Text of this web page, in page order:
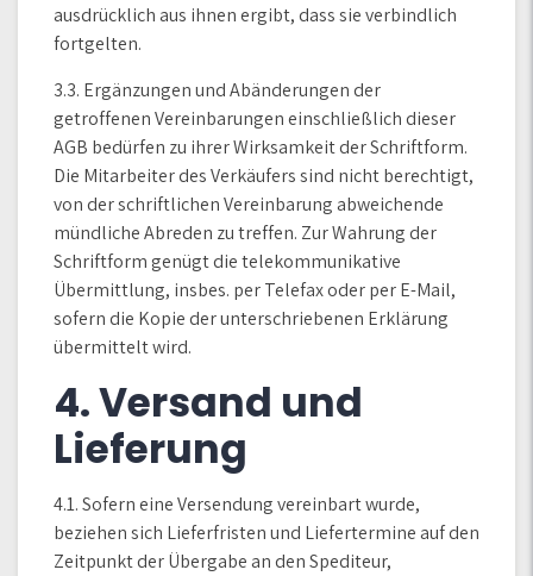
ausdrücklich aus ihnen ergibt, dass sie verbindlich
fortgelten.
3.3. Ergänzungen und Abänderungen der
getroffenen Vereinbarungen einschließlich dieser
AGB bedürfen zu ihrer Wirksamkeit der Schriftform.
Die Mitarbeiter des Verkäufers sind nicht berechtigt,
von der schriftlichen Vereinbarung abweichende
mündliche Abreden zu treffen. Zur Wahrung der
Schriftform genügt die telekommunikative
Übermittlung, insbes. per Telefax oder per E-Mail,
sofern die Kopie der unterschriebenen Erklärung
übermittelt wird.
4. Versand und
Lieferung
4.1. Sofern eine Versendung vereinbart wurde,
beziehen sich Lieferfristen und Liefertermine auf den
Zeitpunkt der Übergabe an den Spediteur,